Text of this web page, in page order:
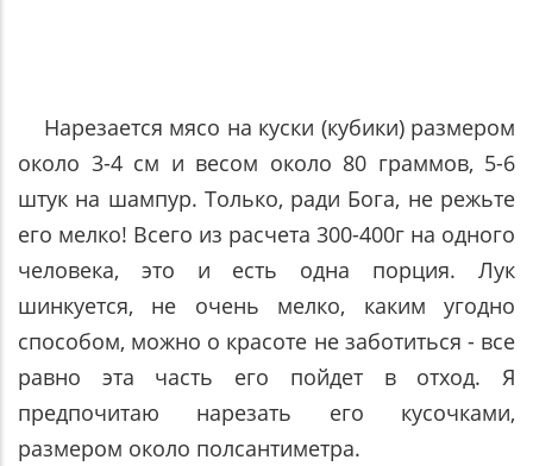
Нарезается мясо на куски (кубики) размером
около 3-4 см и весом около 80 граммов, 5-6
штук на шампур. Только, ради Бога, не режьте
его мелко! Всего из расчета 300-400г на одного
человека, это и есть одна порция. Лук
шинкуется, не очень мелко, каким угодно
способом, можно о красоте не заботиться - все
равно эта часть его пойдет в отход. Я
предпочитаю нарезать его кусочками,
размером около полсантиметра.